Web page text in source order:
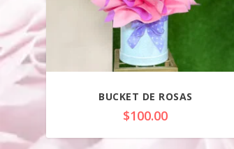
Categorías del producto
ETIQUETAS DEL PRODUCTO
BUCKET DE ROSAS
$100.00